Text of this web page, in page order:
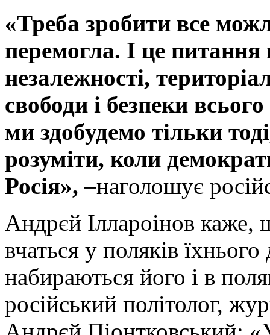
«Треба зробити все
перемогла. І це
незалежності,
свободи і безпеки
ми здобудемо тільки
розуміти, коли
Росія», –наголошує
Андрєй Іллароінов каже,
вчаться у поляків
набираються його і в
російський політолог,